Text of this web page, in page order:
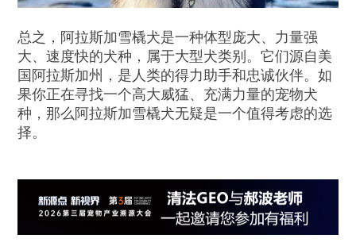
总之，阿拉斯加雪橇犬是一种体型庞大、力量强
大、速度快的犬种，属于大型犬类别。它们源自美
国阿拉斯加州，是人类的得力助手和忠诚伙伴。如
果你正在寻找一个高大威猛、充满力量的宠物犬
种，那么阿拉斯加雪橇犬无疑是一个值得考虑的选
择。